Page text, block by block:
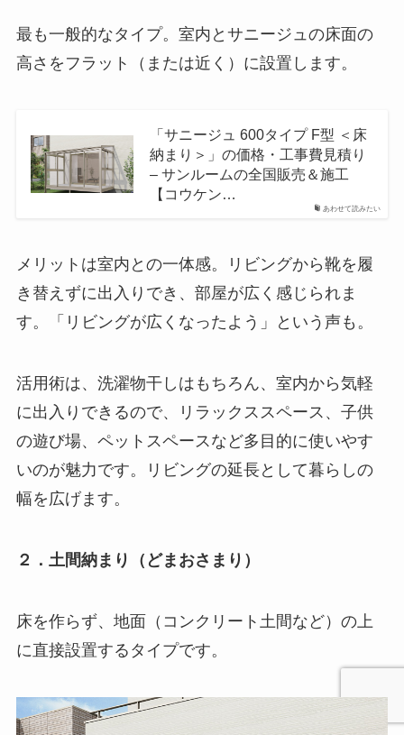
最も一般的なタイプ。室内とサニージュの床面の
高さをフラット（または近く）に設置します。
あわせて読みたい
「サニージュ 600タイプ F型 ＜床
納まり＞」の価格・工事費見積り
– サンルームの全国販売＆施工
【コウケン…
メリットは室内との一体感。リビングから靴を履
き替えずに出入りでき、部屋が広く感じられま
す。「リビングが広くなったよう」という声も。
活用術は、洗濯物干しはもちろん、室内から気軽
に出入りできるので、リラックススペース、子供
の遊び場、ペットスペースなど多目的に使いやす
いのが魅力です。リビングの延長として暮らしの
幅を広げます。
２．土間納まり（どまおさまり）
床を作らず、地面（コンクリート土間など）の上
に直接設置するタイプです。